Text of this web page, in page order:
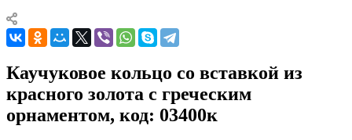
Каучуковое кольцо со вставкой из
красного золота с греческим
орнаментом, код: 03400к